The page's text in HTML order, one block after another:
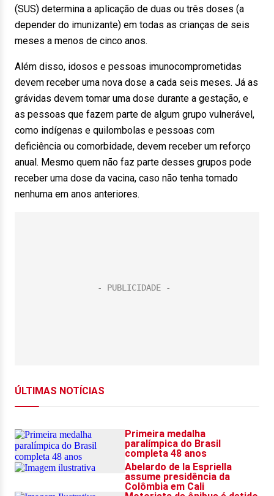
(SUS) determina a aplicação de duas ou três doses (a
depender do imunizante) em todas as crianças de seis
meses a menos de cinco anos.
Além disso, idosos e pessoas imunocomprometidas
devem receber uma nova dose a cada seis meses. Já as
grávidas devem tomar uma dose durante a gestação, e
as pessoas que fazem parte de algum grupo vulnerável,
como indígenas e quilombolas e pessoas com
deficiência ou comorbidade, devem receber um reforço
anual. Mesmo quem não faz parte desses grupos pode
receber uma dose da vacina, caso não tenha tomado
nenhuma em anos anteriores.